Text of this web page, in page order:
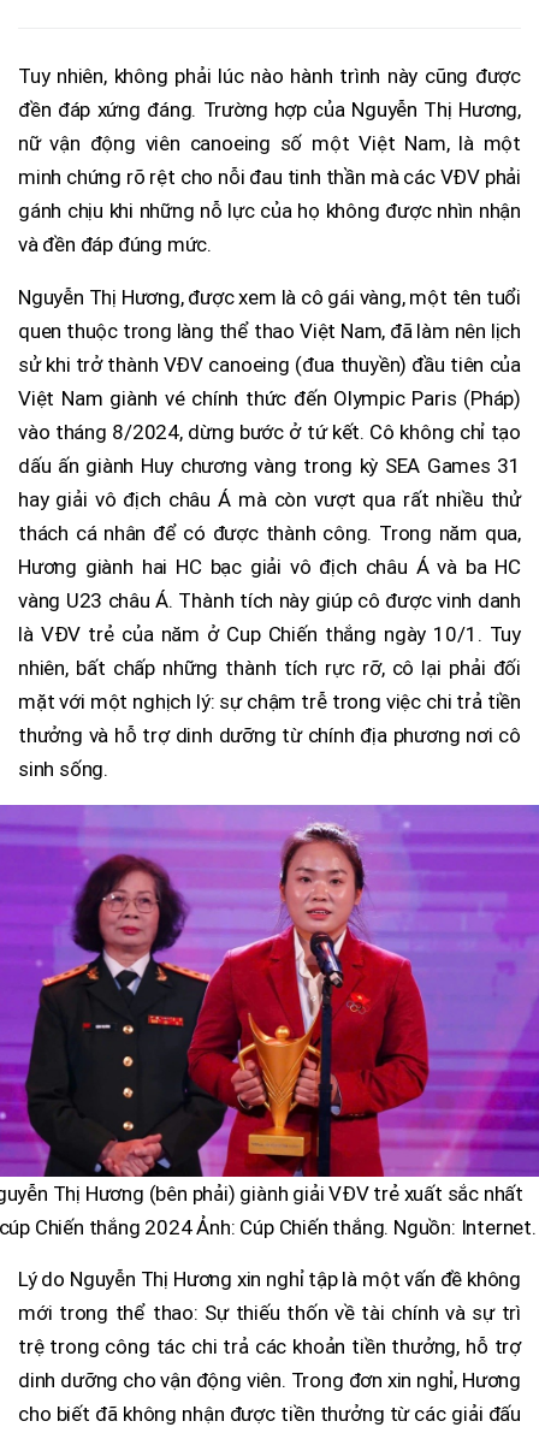
Tuy nhiên, không phải lúc nào hành trình này cũng được
đền đáp xứng đáng. Trường hợp của Nguyễn Thị Hương,
nữ vận động viên canoeing số một Việt Nam, là một
minh chứng rõ rệt cho nỗi đau tinh thần mà các VĐV phải
gánh chịu khi những nỗ lực của họ không được nhìn nhận
và đền đáp đúng mức.
Nguyễn Thị Hương, được xem là cô gái vàng, một tên tuổi
quen thuộc trong làng thể thao Việt Nam, đã làm nên lịch
sử khi trở thành VĐV canoeing (đua thuyền) đầu tiên của
Việt Nam giành vé chính thức đến Olympic Paris (Pháp)
vào tháng 8/2024, dừng bước ở tứ kết. Cô không chỉ tạo
dấu ấn giành Huy chương vàng trong kỳ SEA Games 31
hay giải vô địch châu Á mà còn vượt qua rất nhiều thử
thách cá nhân để có được thành công. Trong năm qua,
Hương giành hai HC bạc giải vô địch châu Á và ba HC
vàng U23 châu Á. Thành tích này giúp cô được vinh danh
là VĐV trẻ của năm ở Cup Chiến thắng ngày 10/1. Tuy
nhiên, bất chấp những thành tích rực rỡ, cô lại phải đối
mặt với một nghịch lý: sự chậm trễ trong việc chi trả tiền
thưởng và hỗ trợ dinh dưỡng từ chính địa phương nơi cô
sinh sống.
Thị Hương (bên phải) giành giải VĐV trẻ xuất sắc nhất
Chiến thắng 2024 Ảnh: Cúp Chiến thắng. Nguồn: Internet.
Lý do Nguyễn Thị Hương xin nghỉ tập là một vấn đề không
mới trong thể thao: Sự thiếu thốn về tài chính và sự trì
trệ trong công tác chi trả các khoản tiền thưởng, hỗ trợ
dinh dưỡng cho vận động viên. Trong đơn xin nghỉ, Hương
cho biết đã không nhận được tiền thưởng từ các giải đấu